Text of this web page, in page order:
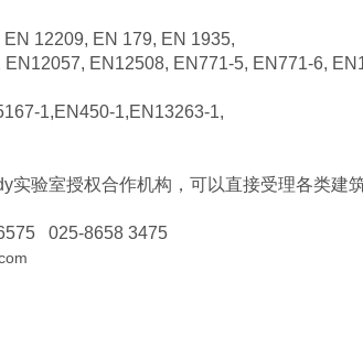
12209, EN 179, EN 1935,
EN12508, EN771-5, EN771-6,
1,EN450-1,EN13263-1,
实验室授权合作机构，可以直接受理各类建
025-8658 3475